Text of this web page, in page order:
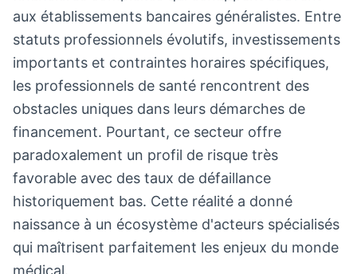
aux établissements bancaires généralistes. Entre
statuts professionnels évolutifs, investissements
importants et contraintes horaires spécifiques,
les professionnels de santé rencontrent des
obstacles uniques dans leurs démarches de
financement. Pourtant, ce secteur offre
paradoxalement un profil de risque très
favorable avec des taux de défaillance
historiquement bas. Cette réalité a donné
naissance à un écosystème d'acteurs spécialisés
qui maîtrisent parfaitement les enjeux du monde
médical.